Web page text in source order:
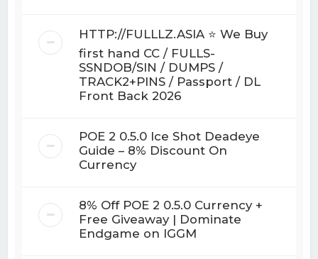
HTTP://FULLLZ.ASIA ⭐️ We Buy
first hand CC / FULLS-
SSNDOB/SIN / DUMPS /
TRACK2+PINS / Passport / DL
Front Back 2026
POE 2 0.5.0 Ice Shot Deadeye
Guide – 8% Discount On
Currency
8% Off POE 2 0.5.0 Currency +
Free Giveaway | Dominate
Endgame on IGGM